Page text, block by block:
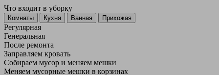
Что входит в уборку
Регу­лярная
Гене­ральная
После ремонта
Заправляем кровать
Собираем мусор и меняем мешки
Меняем мусорные мешки в корзинах